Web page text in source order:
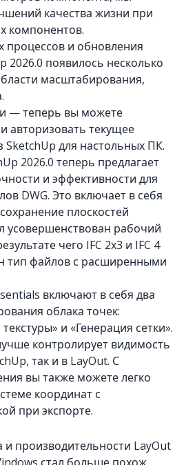
качества жизни при
компонентов.
и обновления
2026.0 появилось несколько
масштабирования,
— теперь вы можете
авторизовать текущее
SketchUp для настольных ПК.
2026.0 теперь предлагает
и эффективности для
DWG. Это включает в себя
плоскостей
усовершенствован рабочий
чего IFC 2x3 и IFC 4
тип файлов с расширенными
включают в себя два
облака точек:
и «Генерация сетки».
контролирует видимость
так и в LayOut. С
вы также можете легко
координат с
при экспорте.
производительности LayOut